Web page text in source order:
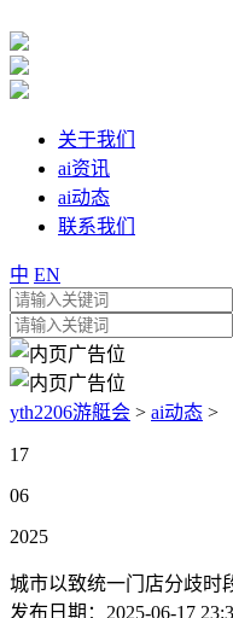
关于我们
ai资讯
ai动态
联系我们
中 EN
yth2206游艇会 > ai动态 >
17
06
2025
城市以致统一门店分歧时
发布日期： 2025-06-17